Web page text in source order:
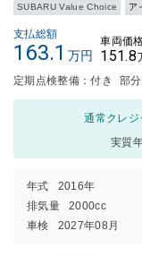
SUBARU Value Choice ア
支払総額
163.1 万円
車両価
151.8
定期点検整備：付き 部
通常クレ
実質
年式 2016年
排気量
2000cc
車検
2027年08月